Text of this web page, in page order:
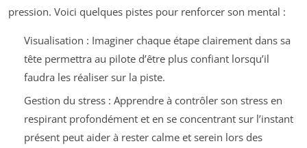
pression. Voici quelques pistes pour renforcer son mental :
Visualisation : Imaginer chaque étape clairement dans sa
tête permettra au pilote d’être plus confiant lorsqu’il
faudra les réaliser sur la piste.
Gestion du stress : Apprendre à contrôler son stress en
respirant profondément et en se concentrant sur l’instant
présent peut aider à rester calme et serein lors des